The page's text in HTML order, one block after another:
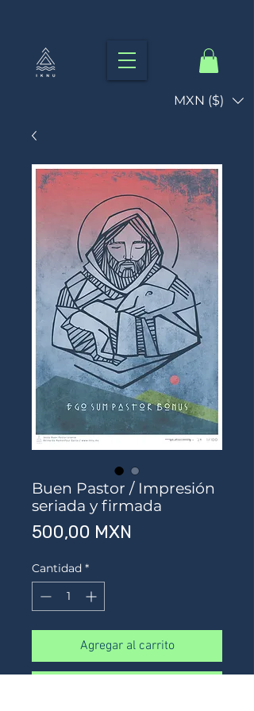
MXN ($)
Buen Pastor / Impresión
seriada y firmada
500,00 MXN
Cantidad *
Agregar al carrito